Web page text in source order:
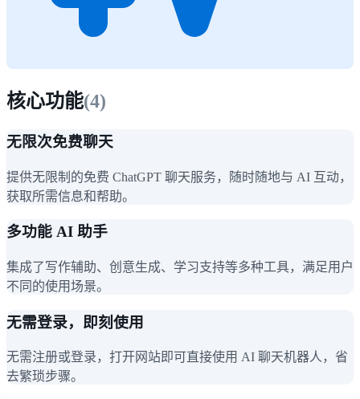
核心功能(4)
无限次免费聊天
提供无限制的免费 ChatGPT 聊天服务，随时随地与 AI 互动，
获取所需信息和帮助。
多功能 AI 助手
集成了写作辅助、创意生成、学习支持等多种工具，满足用户
不同的使用场景。
无需登录，即刻使用
无需注册或登录，打开网站即可直接使用 AI 聊天机器人，省
去繁琐步骤。